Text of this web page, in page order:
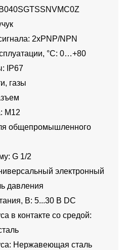
2xPNP/NPN
°C: 0…+80
IP67
газы
M12
общепромышленного
G 1/2
электронный
давления
В: 5...30 В DC
в контакте со средой:
Нержавеющая сталь